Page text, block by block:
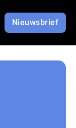
Nieuwsbrief